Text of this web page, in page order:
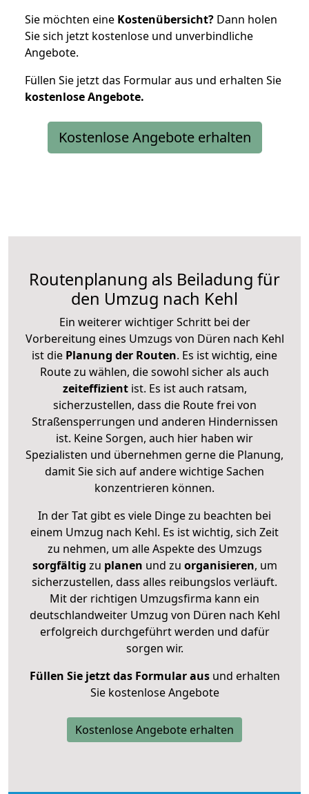
Sie möchten eine Kostenübersicht? Dann holen
Sie sich jetzt kostenlose und unverbindliche
Angebote.
Füllen Sie jetzt das Formular aus und erhalten Sie
kostenloseAngebote.
Kostenlose Angebote erhalten
Routenplanung als Beiladung für
den Umzug nach Kehl
Ein weiterer wichtiger Schritt bei der
Vorbereitung eines Umzugs von Düren nach Kehl
ist die Planung der Routen. Es ist wichtig, eine
Route zu wählen, die sowohl sicher als auch
zeiteffizientist. Es ist auch ratsam,
sicherzustellen, dass die Route frei von
Straßensperrungen und anderen Hindernissen
ist. Keine Sorgen, auch hier haben wir
Spezialisten und übernehmen gerne die Planung,
damit Sie sich auf andere wichtige Sachen
konzentrieren können.
In der Tat gibt es viele Dinge zu beachten bei
einem Umzug nach Kehl. Es ist wichtig, sich Zeit
zu nehmen, um alle Aspekte des Umzugs
sorgfältig zu planen und zu organisieren, um
sicherzustellen, dass alles reibungslos verläuft.
Mit der richtigen Umzugsfirma kann ein
deutschlandweiter Umzug von Düren nach Kehl
erfolgreich durchgeführt werden und dafür
sorgen wir.
Füllen Sie jetzt das Formular ausund erhalten
Sie kostenlose Angebote
Kostenlose Angebote erhalten